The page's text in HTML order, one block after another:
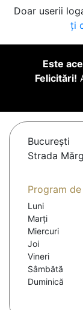
Doar userii
ți
Este
Felicitări!
Bucureşti
Strada
Program
Luni
Marți
Miercuri
Joi
Vineri
Sâmbătă
Duminică